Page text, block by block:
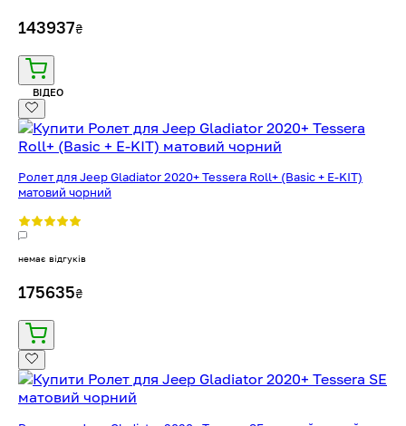
143937₴
ВІДЕО
Ролет для Jeep Gladiator 2020+ Tessera Roll+ (Basic + E-KIT)
матовий чорний
немає відгуків
175635₴